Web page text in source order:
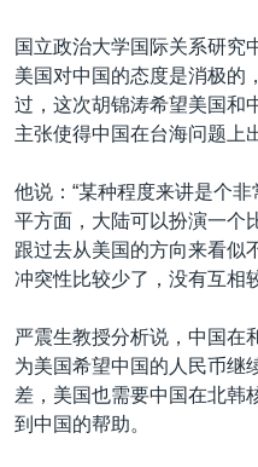
埃博拉疫情
美国之音专访
重要讲话与声明
台海两岸关系
南中国海争端
关注西藏
GEN Z 看美国
关注我们
其他语言网站
国立政治大学国际关系研究
美国对中国的态度是消极的
过，这次胡锦涛希望美国和
主张使得中国在台海问题上
他说：“某种程度来讲是个
平方面，大陆可以扮演一个
跟过去从美国的方向来看似
冲突性比较少了，没有互相
严震生教授分析说，中国在
为美国希望中国的人民币继
差，美国也需要中国在北韩
到中国的帮助。